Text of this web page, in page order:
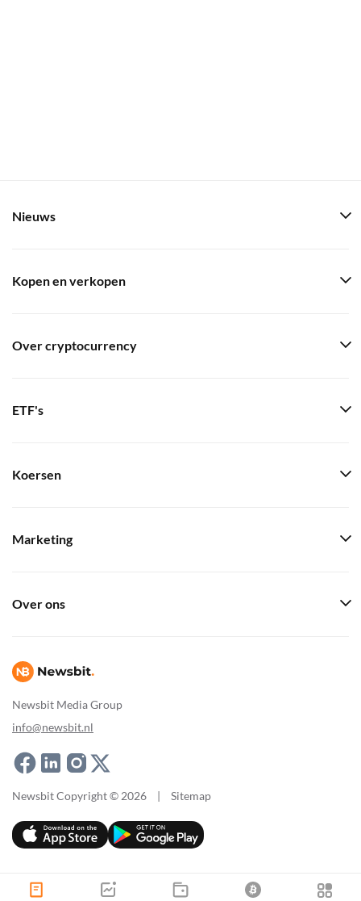
Newsbit Media Group
info@newsbit.nl
Nieuws
Kopen en verkopen
Over cryptocurrency
ETF's
Koersen
Marketing
Over ons
Newsbit Copyright © 2026 | Sitemap